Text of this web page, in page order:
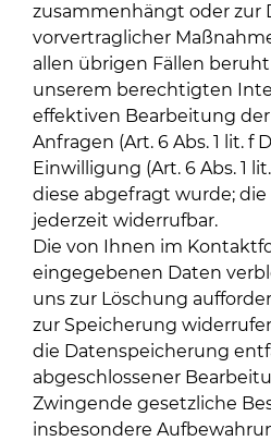
zusammenhängt oder zur
vorvertraglicher
allen übrigen Fällen
unserem berechtigten
effektiven Bearbeitung
Anfragen (Art. 6 Abs. 1 lit. f
Einwilligung (Art. 6 Abs. 1
diese abgefragt wurde;
jederzeit widerrufbar.
Die von Ihnen im
eingegebenen Daten
uns zur Löschung
zur Speicherung
die Datenspeicherung
abgeschlossener
Zwingende gesetzliche
insbesondere